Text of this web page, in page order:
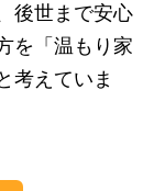
後世まで安心
を「温もり家
考えていま